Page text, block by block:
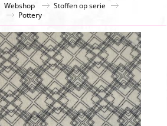
Webshop
Stoffen op serie
Pottery